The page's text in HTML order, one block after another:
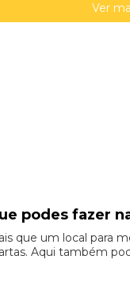
Ver
podes fazer
que um local para
Aqui também